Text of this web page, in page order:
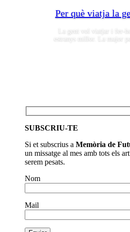
Per què viatja la
La gent vol viatjar i fer-
estranys millor. La major
SUBSCRIU-TE
Si et subscrius aMemòria de
un missatge al mes amb tots els
serem pesats.
Nom
Mail